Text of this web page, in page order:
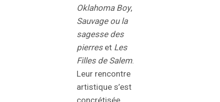
Oklahoma Boy,
Sauvage ou la
sagesse des
pierreset Les
Filles de Salem.
Leur rencontre
artistique s’est
concrétisée